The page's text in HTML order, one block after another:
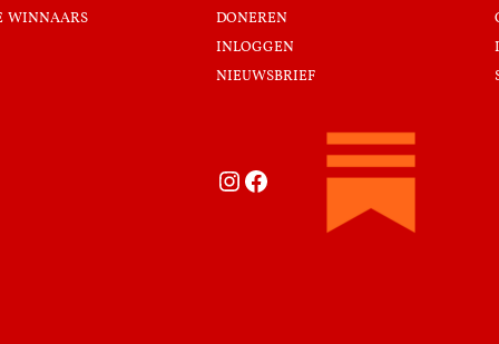
winnaars
doneren
inloggen
nieuwsbrief
Instagram Facebook